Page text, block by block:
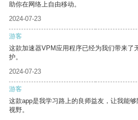
助你在网络上自由移动。
2024-07-23
游客
这款加速器VPM应用程序已经为我们带来了
护。
2024-07-23
游客
这款app是我学习路上的良师益友，让我能
视野。